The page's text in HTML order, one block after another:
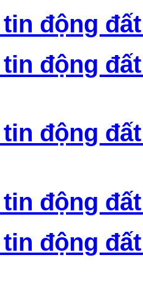
động
động
động
động
động